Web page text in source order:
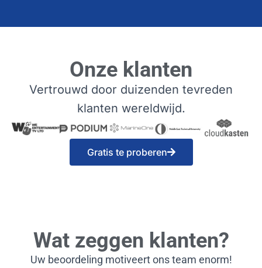
Onze klanten
Vertrouwd door duizenden tevreden
klanten wereldwijd.
Gratis te proberen
Wat zeggen klanten?
Uw beoordeling motiveert ons team enorm!